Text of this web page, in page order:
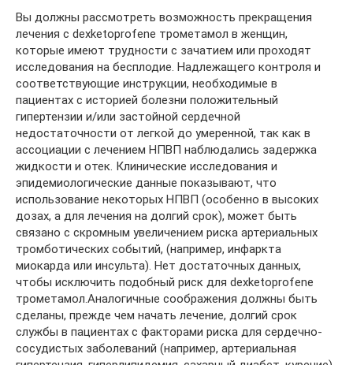
Вы должны рассмотреть возможность прекращения
лечения с dexketoprofene трометамол в женщин,
которые имеют трудности с зачатием или проходят
исследования на бесплодие. Надлежащего контроля и
соответствующие инструкции, необходимые в
пациентах с историей болезни положительный
гипертензии и/или застойной сердечной
недостаточности от легкой до умеренной, так как в
ассоциации с лечением НПВП наблюдались задержка
жидкости и отек. Клинические исследования и
эпидемиологические данные показывают, что
использование некоторых НПВП (особенно в высоких
дозах, а для лечения на долгий срок), может быть
связано с скромным увеличением риска артериальных
тромботических событий, (например, инфаркта
миокарда или инсульта). Нет достаточных данных,
чтобы исключить подобный риск для dexketoprofene
трометамол.Аналогичные соображения должны быть
сделаны, прежде чем начать лечение, долгий срок
службы в пациентах с факторами риска для сердечно-
сосудистых заболеваний (например, артериальная